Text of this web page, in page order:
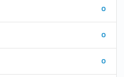
0
0
0